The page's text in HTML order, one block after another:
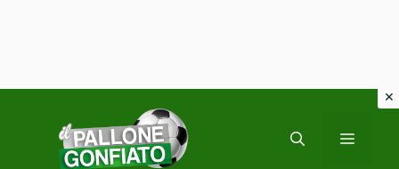
contenuto
MENU